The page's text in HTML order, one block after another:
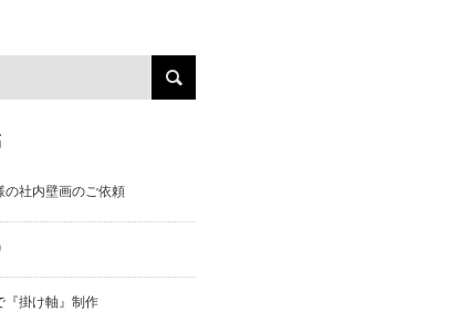
の社内壁画のご依頼
『掛け軸』制作